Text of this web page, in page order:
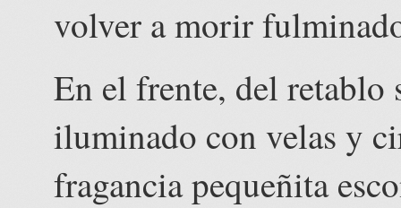
volver a morir
En el frente, del retablo
iluminado con velas y
fragancia pequeñita